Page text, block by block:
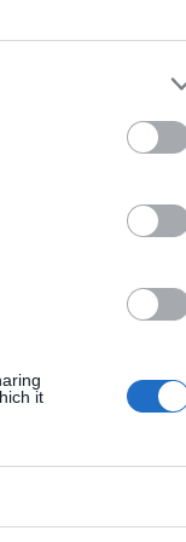
it
2012-06-13 00:06
lygiosiomis
2012-06-07 21:01